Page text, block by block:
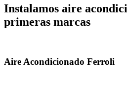
Instalamos aire
primeras marcas
Aire Acondicionado Ferroli